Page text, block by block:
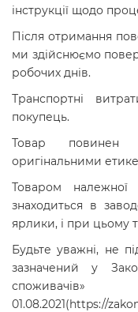
інструкції щодо
Після отримання
ми здійснюємо
робочих днів.
Транспортні
покупець.
Товар повинен
оригінальними
Товаром належної
знаходиться в
ярлики, і при цьому
Будьте уважні, не
зазначений у
01.08.2021(https://